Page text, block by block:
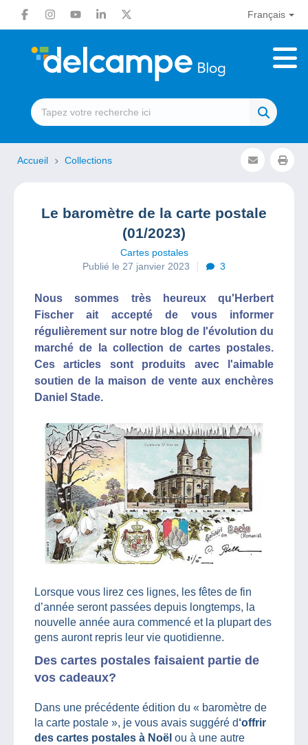
Français
Accueil Collections
Le baromètre de la carte postale
(01/2023)
Cartes postales
Publié le 27 janvier 2023
3
Nous sommes très heureux qu'Herbert
Fischer ait accepté de vous informer
régulièrement sur notre blog de l'évolution du
marché de la collection de cartes postales.
Ces articles sont produits avec l'aimable
soutien de la maison de vente aux enchères
Daniel Stade.
Lorsque vous lirez ces lignes, les fêtes de fin
d’année seront passées depuis longtemps, la
nouvelle année aura commencé et la plupart des
gens auront repris leur vie quotidienne.
Des cartes postales faisaient partie de
vos cadeaux?
Dans une précédente édition du « baromètre de
la carte postale », je vous avais suggéré d‘offrir
des cartes postales à Noël ou à une autre